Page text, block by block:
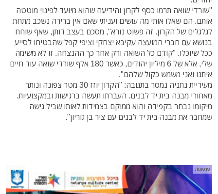
"שורדי שואה תרמו כסף לקרון והידיעה שהוא מיועד לפינוי מוטטה
אותם. הם שאלו אותי מה עושים ועניתי שאם אין ברירה נשכב מתחת
לגלגלים של הקרון. זה פשוט נורא", מסכם בעצב דותן, שאף שוחח
בנושא עם חברי המועצה עקיבא יצחקי וציפי קפל שהבטיחו לסייע
ככל שיוכלו. "קודם כל השואה ורק אחר כך ההנצחה. זו לא משימה
שלי, אלא של 6 מיליון יהודים, כאשר 180 אלף שורדי שואה עוד חיים
איתנו ואני משמש כקול שלהם".
מעיריית נתניה נמסר בתגובה: "הקרון יוזז 30 מטר צפונה ונותר
מאחורי מבנה בית יד לבנים. העברתו תעשה ברגישות ובמקצועיות.
מיקומו נבחר בקפידה והוא ממוקם בצמידות לאותו שביל גישה
שמחבר את מבנה בית יד לבנים עם ציר בן גוריון".
פרסומת